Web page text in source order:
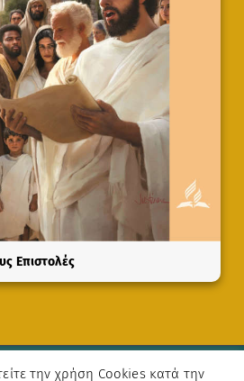
Επιστολές
την χρήση Cookies κατά την